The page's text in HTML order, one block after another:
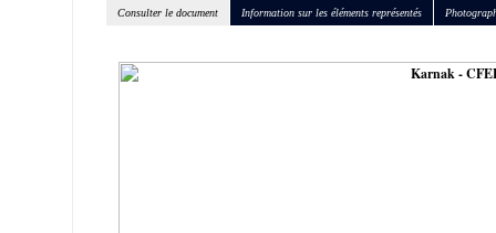
Consulter le document Information sur les éléments représentés